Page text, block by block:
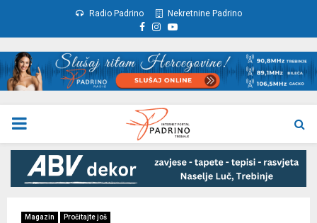
Radio Padrino Nekretnine Padrino
Facebook
Instagram
Youtube
PRIMARY
MENU
Magazin Pročitajte još